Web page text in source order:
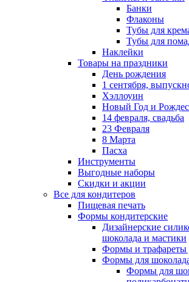
Банки
Флаконы
Тубы для
Тубы для
Наклейки
Товары на праздники
День рождения
1 сентября,
Хэллоуин
Новый Год и
14 февраля, свадьба
23 Февраля
8 Марта
Пасха
Инструменты
Выгодные наборы
Скидки и акции
Все для кондитеров
Пищевая печать
Формы кондитерские
Дизайнерские
шоколада и мастики
Формы и трафареты
Формы для
Формы для